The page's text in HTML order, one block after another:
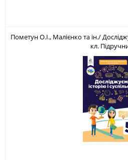
Пометун О.І., Малієнко та ін./
кл.